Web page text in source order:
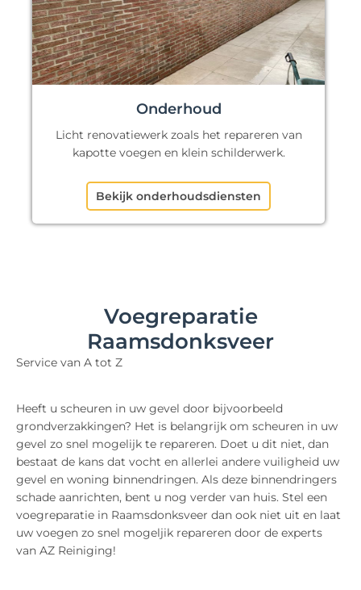
Onderhoud
Licht renovatiewerk zoals het repareren van
kapotte voegen en klein schilderwerk.
Bekijk onderhoudsdiensten
Voegreparatie
Raamsdonksveer
Service van A tot Z
Heeft u scheuren in uw gevel door bijvoorbeeld
grondverzakkingen? Het is belangrijk om scheuren in uw
gevel zo snel mogelijk te repareren. Doet u dit niet, dan
bestaat de kans dat vocht en allerlei andere vuiligheid uw
gevel en woning binnendringen. Als deze binnendringers
schade aanrichten, bent u nog verder van huis. Stel een
voegreparatie in Raamsdonksveer dan ook niet uit en laat
uw voegen zo snel mogeljik repareren door de experts
van AZ Reiniging!